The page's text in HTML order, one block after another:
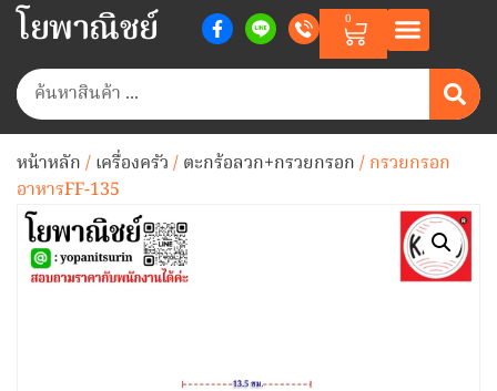
โยพาณิชย์ 0
หน้าหลัก/เครื่องครัว/ตะกร้อลวก+กรวยกรอก/ กรวยกรอก
อาหารFF-135